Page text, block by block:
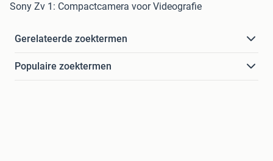
Sony Zv 1: Compactcamera voor Videografie
Gerelateerde zoektermen
Populaire zoektermen